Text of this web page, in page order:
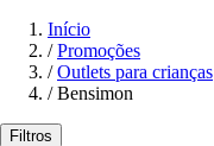
Início
/ Promoções
/ Outlets para crianças
/ Bensimon
Filtros